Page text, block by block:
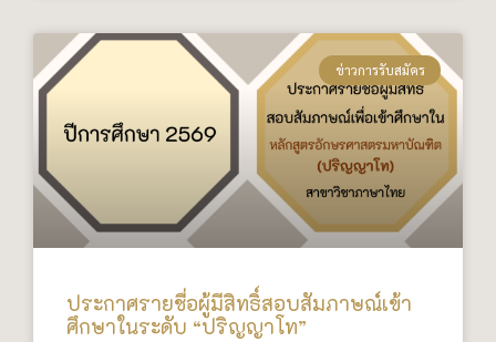
ข่าวการรับสมัคร
ประกาศรายชื่อผู้มีสิทธิ์สอบสัมภาษณ์เข้า
ศึกษาในระดับ “ปริญญาโท”